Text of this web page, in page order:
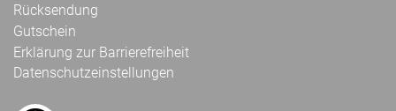
Rücksendung
Gutschein
Erklärung zur Barrierefreiheit
Datenschutzeinstellungen